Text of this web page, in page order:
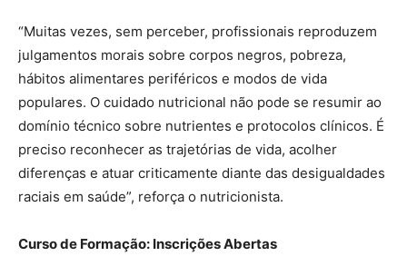
“Muitas vezes, sem perceber, profissionais reproduzem
julgamentos morais sobre corpos negros, pobreza,
hábitos alimentares periféricos e modos de vida
populares. O cuidado nutricional não pode se resumir ao
domínio técnico sobre nutrientes e protocolos clínicos. É
preciso reconhecer as trajetórias de vida, acolher
diferenças e atuar criticamente diante das desigualdades
raciais em saúde”, reforça o nutricionista.
Curso de Formação: Inscrições Abertas